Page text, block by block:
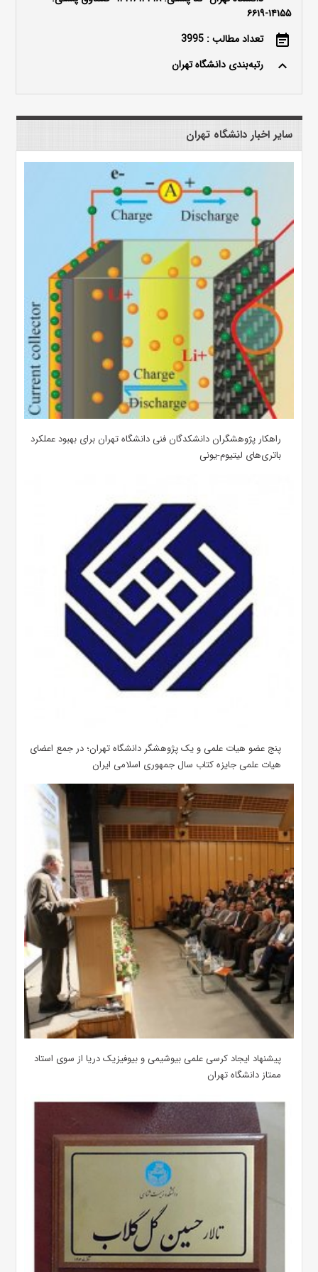
۱۴۱۵۵-۶۶۱۹
event_note تعداد مطالب : 3995
keyboard_arrow_up رتبه‌بندی دانشگاه تهران
سایر اخبار دانشگاه تهران
راهکار پژوهشگران دانشکدگان فنی دانشگاه تهران برای بهبود عملکرد
باتری‌های لیتیوم-یونی
پنج عضو هیات علمی و یک پژوهشگر دانشگاه تهران؛ در جمع اعضای
هیات علمی جایزه کتاب سال جمهوری اسلامی ایران
پیشنهاد ایجاد کرسی علمی بیوشیمی و بیوفیزیک دریا از سوی استاد
ممتاز دانشگاه تهران